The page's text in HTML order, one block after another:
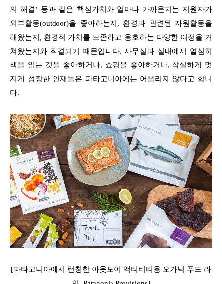
의 해결’ 등과 같은 핵심가치와 얼마나 가까운지는 지원자가
외부활동(outdoor)을 좋아하는지, 환경과 관련된 자원활동을
해왔는지, 환경적 가치를 보존하고 옹호하는 다양한 여정을 거
쳐왔는지와 직결되기 때문입니다. 사무실과 실내에서 열심히
책을 읽는 것을 좋아하거나, 쇼핑을 좋아하거나, 착실하게 멋
지게 성장한 인재들은 파타고니아에는 어울리지 않다고 합니
다.
[파타고니아에서 런칭한 아웃도어 액티비티용 오가닉 푸드 라